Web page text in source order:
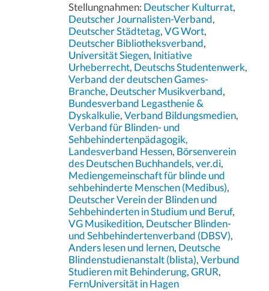
Stellungnahmen:Deutscher Kulturrat,
Deutscher Journalisten-Verband,
Deutscher Städtetag,VG Wort,
Deutscher Bibliotheksverband,
Universität Siegen, Initiative
Urheberrecht, Deutschs Studentenwerk,
Verband der deutschen Games-
Branche, Deutscher Musikverband,
Bundesverband Legasthenie &
Dyskalkulie,Verband Bildungsmedien,
Verband für Blinden- und
Sehbehindertenpädagogik,
Landesverband Hessen, Börsenverein
des Deutschen Buchhandels,ver.di,
Mediengemeinschaft für blinde und
sehbehinderte Menschen (Medibus),
Deutscher Verein der Blinden und
Sehbehinderten in Studium und Beruf,
VG Musikedition, Deutscher Blinden-
und Sehbehindertenverband (DBSV),
Anders lesen und lernen, Deutsche
Blindenstudienanstalt (blista),Verbund
Studieren mit Behinderung,GRUR,
FernUniversität in Hagen